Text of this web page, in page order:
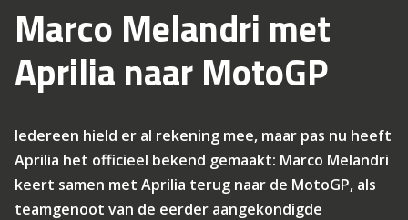
Marco Melandri met
Aprilia naar MotoGP
Iedereen hield er al rekening mee, maar pas nu heeft
Aprilia het officieel bekend gemaakt: Marco Melandri
keert samen met Aprilia terug naar de MotoGP, als
teamgenoot van de eerder aangekondigde